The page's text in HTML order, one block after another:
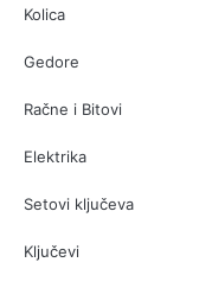
Kolica
Gedore
Račne i Bitovi
Elektrika
Setovi ključeva
Ključevi